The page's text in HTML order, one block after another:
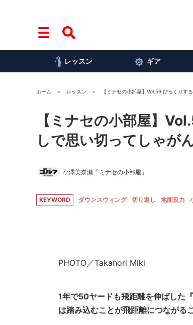
レッスン ギア
ホーム レッスン 【ミナセの小部屋】Vol.59 びっくりす
【ミナセの小部屋】
しで思い切ってしゃが
小澤美奈瀬「ミナセの小部屋」
KEYWORD ダウンスウィング 切り返し 地面反力
PHOTO／Takanori Miki
1年で50ヤードも飛距離を伸ばした
は踏み込むことが飛距離につながる